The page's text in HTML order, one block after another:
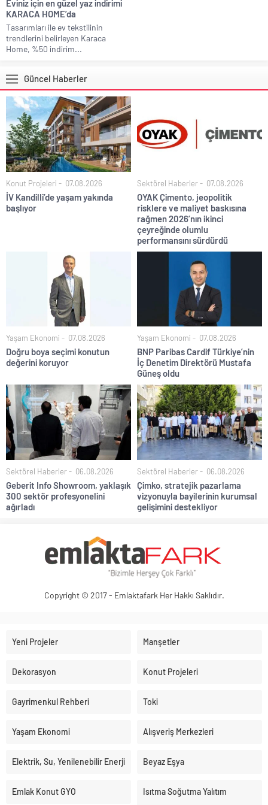
Eviniz için en güzel yaz indirimi
KARACA HOME’da
Tasarımları ile ev tekstilinin
trendlerini belirleyen Karaca
Home, %50 indirim...
Güncel Haberler
Konut Projeleri 07.08.2026
İV Kandilli’de yaşam yakında
başlıyor
Sektörel Haberler 07.08.2026
OYAK Çimento, jeopolitik
risklere ve maliyet baskısına
rağmen 2026’nın ikinci
çeyreğinde olumlu
performansını sürdürdü
Yaşam Ekonomi 07.08.2026
Doğru boya seçimi konutun
değerini koruyor
Yaşam Ekonomi 07.08.2026
BNP Paribas Cardif Türkiye’nin
İç Denetim Direktörü Mustafa
Güneş oldu
Sektörel Haberler 06.08.2026
Geberit Info Showroom, yaklaşık
300 sektör profesyonelini
ağırladı
Sektörel Haberler 06.08.2026
Çimko, stratejik pazarlama
vizyonuyla bayilerinin kurumsal
gelişimini destekliyor
Copyright © 2017 - Emlaktafark Her Hakkı Saklıdır.
Yeni Projeler Manşetler
Dekorasyon Konut Projeleri
Gayrimenkul Rehberi Toki
Yaşam Ekonomi Alışveriş Merkezleri
Elektrik, Su, Yenilenebilir Enerji Beyaz Eşya
Emlak Konut GYO Isıtma Soğutma Yalıtım